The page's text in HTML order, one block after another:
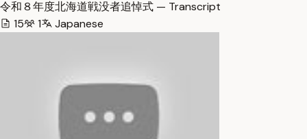
令和８年度北海道戦没者追悼式 — Transcript
15
1 Japanese